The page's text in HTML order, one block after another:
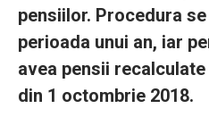
pensiilor. Procedura
perioada unui an, iar
avea pensii
din 1 octombrie 2018.